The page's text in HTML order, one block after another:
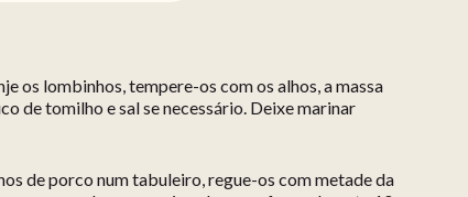
os lombinhos, tempere-os com os alhos, a massa
de tomilho e sal se necessário. Deixe marinar
de porco num tabuleiro, regue-os com metade da